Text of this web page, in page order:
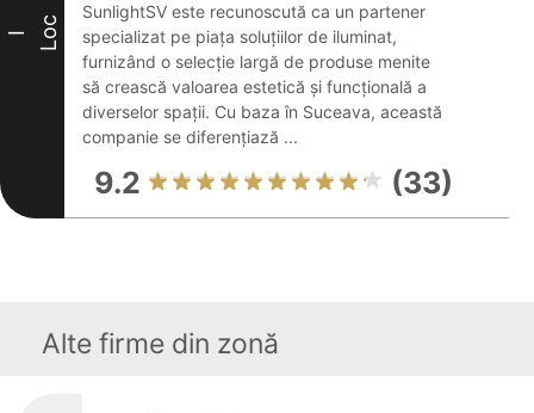
I Loc
SunlightSV este recunoscută ca un partener
specializat pe piața soluțiilor de iluminat,
furnizând o selecție largă de produse menite
să crească valoarea estetică și funcțională a
diverselor spații. Cu baza în Suceava, această
companie se diferențiază ...
9.2 (33)
Alte firme din zonă